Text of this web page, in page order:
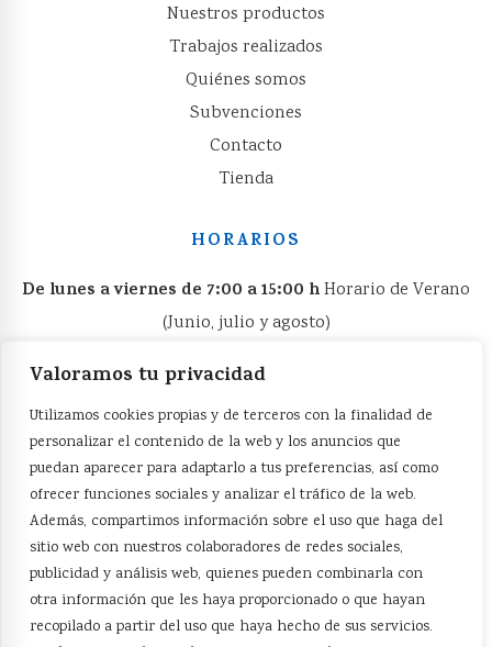
Valoramos tu privacidad
Utilizamos cookies propias y de terceros con la finalidad de
personalizar el contenido de la web y los anuncios que
puedan aparecer para adaptarlo a tus preferencias, así como
ofrecer funciones sociales y analizar el tráfico de la web.
Además, compartimos información sobre el uso que haga del
sitio web con nuestros colaboradores de redes sociales,
publicidad y análisis web, quienes pueden combinarla con
otra información que les haya proporcionado o que hayan
recopilado a partir del uso que haya hecho de sus servicios.
Nuestros productos
Trabajos realizados
Quiénes somos
Subvenciones
Contacto
Tienda
HORARIOS
De lunes a viernes de 7:00 a 15:00 hHorario de Verano
(Junio, julio y agosto)
VISÍTANOS
Facebook
Cilindro Hidráulico